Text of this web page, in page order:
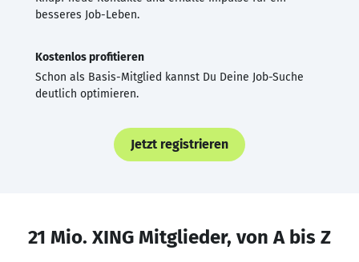
besseres Job-Leben.
Kostenlos profitieren
Schon als Basis-Mitglied kannst Du Deine Job-Suche
deutlich optimieren.
Jetzt registrieren
21 Mio. XING Mitglieder, von A bis Z